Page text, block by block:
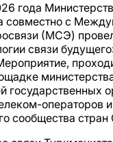
года
совместно с
(МСЭ)
связи
государственных
операторов и
сообщества